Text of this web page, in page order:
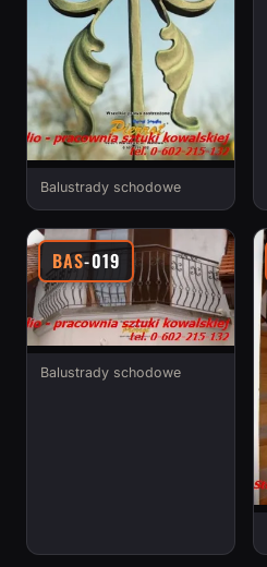
Balustrady schodowe
BAS-019
Balustrady schodowe